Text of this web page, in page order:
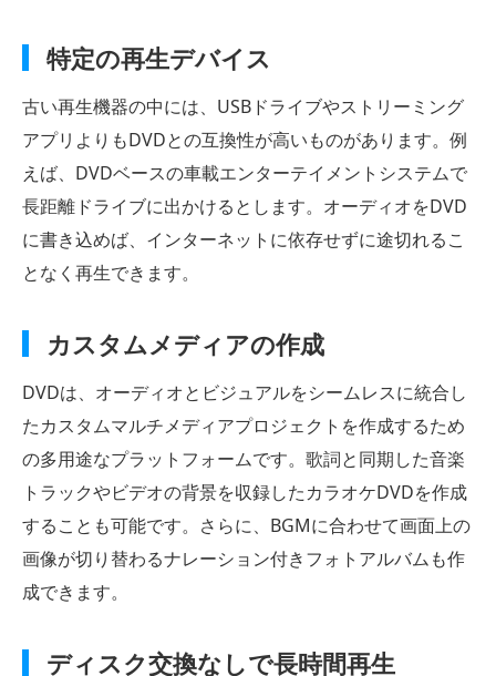
特定の再生デバイス
古い再生機器の中には、USBドライブやストリーミング
アプリよりもDVDとの互換性が高いものがあります。例
えば、DVDベースの車載エンターテイメントシステムで
長距離ドライブに出かけるとします。オーディオをDVD
に書き込めば、インターネットに依存せずに途切れるこ
となく再生できます。
カスタムメディアの作成
DVDは、オーディオとビジュアルをシームレスに統合し
たカスタムマルチメディアプロジェクトを作成するため
の多用途なプラットフォームです。歌詞と同期した音楽
トラックやビデオの背景を収録したカラオケDVDを作成
することも可能です。さらに、BGMに合わせて画面上の
画像が切り替わるナレーション付きフォトアルバムも作
成できます。
ディスク交換なしで長時間再生